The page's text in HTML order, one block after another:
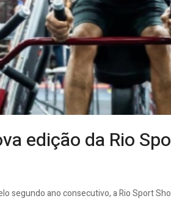
edição da Rio
segundo ano consecutivo, a Rio Sport